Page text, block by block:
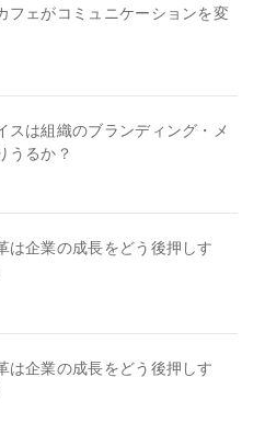
フェがコミュニケーションを変
スは組織のブランディング・メ
うるか？
は企業の成長をどう後押しす
は企業の成長をどう後押しす